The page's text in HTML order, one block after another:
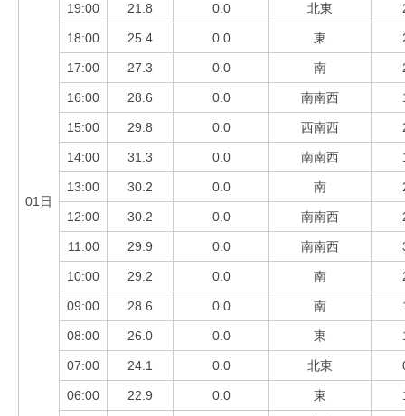
01日
19:00 21.8 0.0 北東
18:00 25.4 0.0 東
17:00 27.3 0.0 南
16:00 28.6 0.0 南南西
15:00 29.8 0.0 西南西
14:00 31.3 0.0 南南西
13:00 30.2 0.0 南
12:00 30.2 0.0 南南西
11:00 29.9 0.0 南南西
10:00 29.2 0.0 南
09:00 28.6 0.0 南
08:00 26.0 0.0 東
07:00 24.1 0.0 北東
06:00 22.9 0.0 東